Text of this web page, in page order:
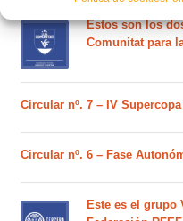
Estos son los
Comunitat para
Circular nº. 7 – IV
Circular nº. 6 – Fase
Este es el grupo